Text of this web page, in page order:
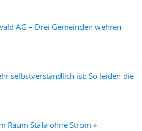
AG – Drei Gemeinden wehren
selbstverständlich ist: So leiden die
Raum Stäfa ohne Strom »